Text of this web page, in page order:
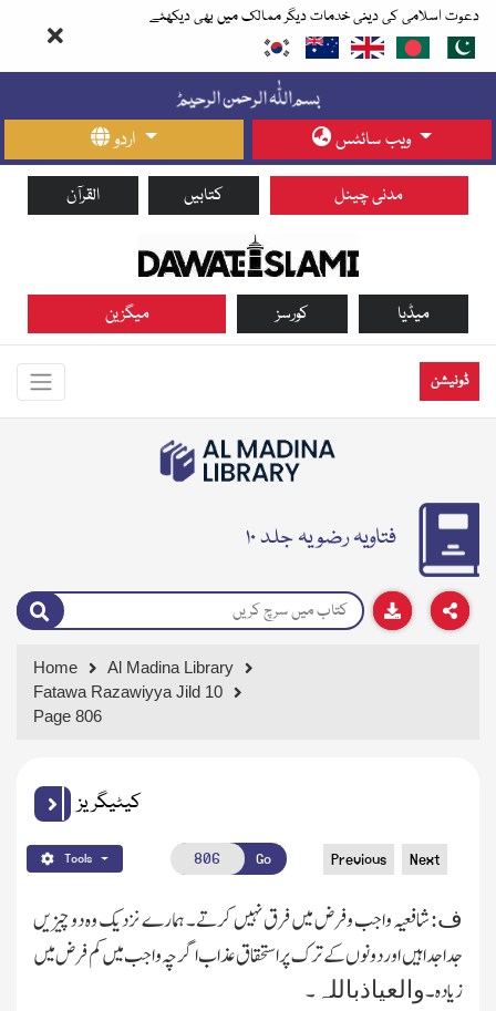
دعوت اسلامی کی دینی خدمات دیگر ممالک میں بھی دیکھئے
اردو ویب سائٹس
القرآن کتابیں مدنی چینل
میگزین کورسز میڈیا
ڈونیشن
فتاویہ رضویہ جلد ۱۰
Home
Al Madina Library
Fatawa Razawiyya Jild 10
Page 806
کیٹیگریز
Tools Go Previous Next
ف:شافعیہ واجب وفرض میں فرق نہیں کرتے۔ ہمارے نزدیك وہ دو چیزیں
جدا جدا ہیں اور دونوں کے ترك پر استحقاق عذاب اگر چہ واجب میں کم فرض میں
زیادہ۔والعیاذباللہ ۔